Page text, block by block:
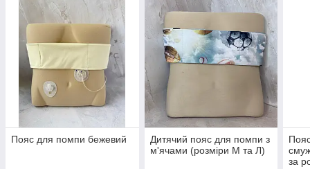
Пояс для помпи бежевий
Дитячий пояс для помпи з
м'ячами (розміри М та Л)
за